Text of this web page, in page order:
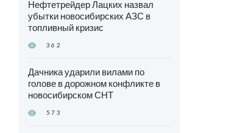
Нефтетрейдер Лацких назвал
убытки новосибирских АЗС в
топливный кризис
362
Дачника ударили вилами по
голове в дорожном конфликте в
новосибирском СНТ
573